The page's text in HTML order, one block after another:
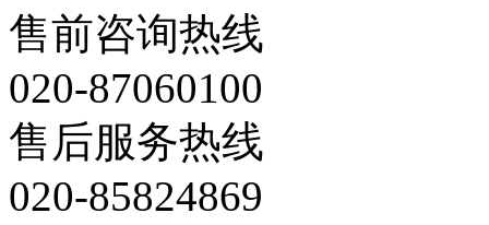
售前咨询热线
020-87060100
售后服务热线
020-85824869